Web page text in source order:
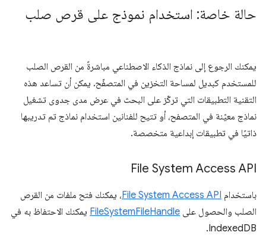
حالة خاصة: استخدام نموذج على قرص صلب
يمكنك الرجوع إلى نماذج الذكاء الاصطناعي مباشرةً من القرص الصلب
للمستخدم كبديل لمساحة التخزين في المتصفّح. يمكن أن تساعد هذه
التقنية التطبيقات التي تركّز على البحث في عرض مدى جدوى تشغيل
نماذج معيّنة في المتصفح، أو تتيح للفنانين استخدام نماذج تم تدريبها
ذاتيًا في تطبيقات إبداعية متخصصة.
File System Access API
باستخدام File System Access API، يمكنك فتح ملفات من القرص
الصلب والحصول على FileSystemFileHandle يمكنك الاحتفاظ به في
IndexedDB.